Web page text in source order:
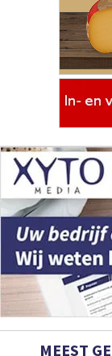
MEEST